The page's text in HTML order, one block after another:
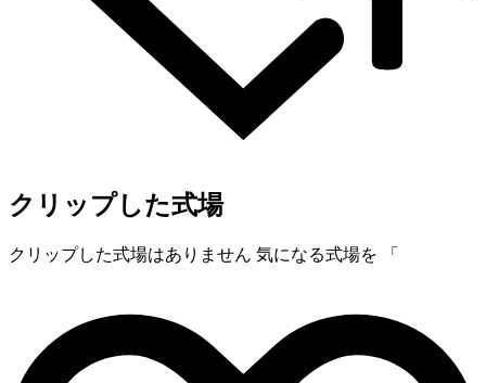
クリップした式場
クリップした式場はありません 気になる式場を 「